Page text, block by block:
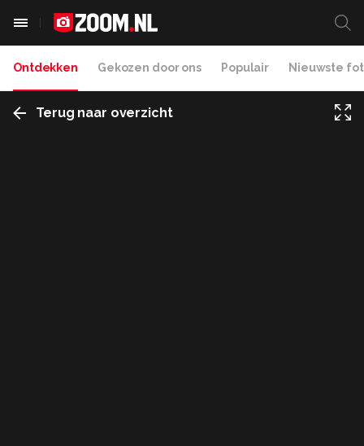
Ontdekken Gekozen door ons Populair Nieuwste
Terug naar overzicht